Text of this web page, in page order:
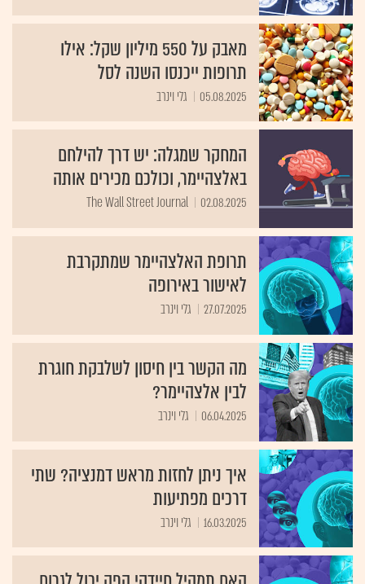
מאבק על 550 מיליון שקל: אילו
תרופות ייכנסו השנה לסל
05.08.2025 גלי וינרב
המחקר שמגלה: יש דרך להילחם
באלצהיימר, וכולכם מכירים אותה
02.08.2025
The Wall Street Journal
תרופת האלצהיימר שמתקרבת
לאישור באירופה
27.07.2025 גלי וינרב
מה הקשר בין חיסון לשלבקת חוגרת
לבין אלצהיימר?
06.04.2025 גלי וינרב
איך ניתן לחזות מראש דמנציה? שתי
דרכים מפתיעות
16.03.2025 גלי וינרב